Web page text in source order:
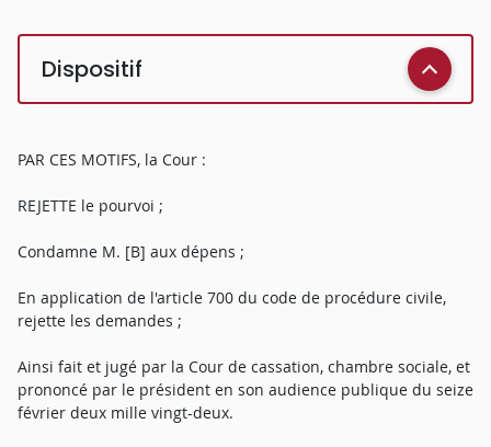
Dispositif
PAR CES MOTIFS, la Cour :
REJETTE le pourvoi ;
Condamne M. [B] aux dépens ;
En application de l'article 700 du code de procédure civile,
rejette les demandes ;
Ainsi fait et jugé par la Cour de cassation, chambre sociale, et
prononcé par le président en son audience publique du seize
février deux mille vingt-deux.